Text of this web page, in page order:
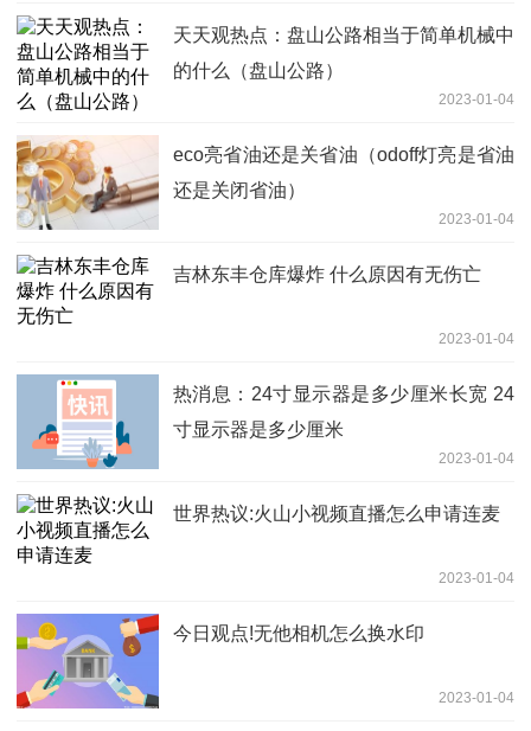
天天观热点：盘山公路相当于简单机械中
的什么（盘山公路）
2023-01-04
eco亮省油还是关省油（odoff灯亮是省油
还是关闭省油）
2023-01-04
吉林东丰仓库爆炸 什么原因有无伤亡
2023-01-04
热消息：24寸显示器是多少厘米长宽 24
寸显示器是多少厘米
2023-01-04
世界热议:火山小视频直播怎么申请连麦
2023-01-04
今日观点!无他相机怎么换水印
2023-01-04